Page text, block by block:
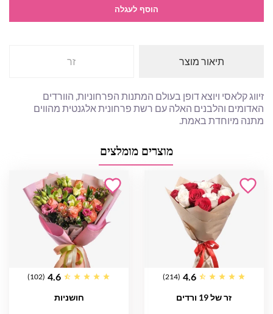
הוסף לעגלה
תיאור מוצר זר
זיווג קלאסי ויוצא דופן בעולם המתנות הפרחוניות, הוורדים
האדומים והלבנים האלה עם רשת פרחונית אלגנטית מהווים
מתנה מיוחדת באמת.
מוצרים מומלצים
4.6
(214)
זר של 19 ורדים
4.6
(102)
חושניות